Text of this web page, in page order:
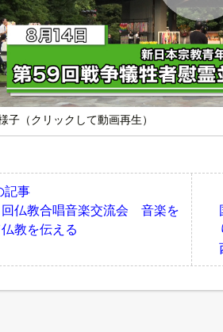
子（クリックして動画再生）
記事
仏教合唱音楽交流会 音楽を
教を伝える